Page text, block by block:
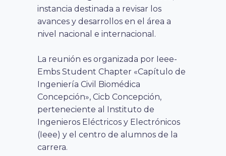
instancia destinada a revisar los
avances y desarrollos en el área a
nivel nacional e internacional.
La reunión es organizada por Ieee-
Embs Student Chapter «Capítulo de
Ingeniería Civil Biomédica
Concepción», Cicb Concepción,
perteneciente al Instituto de
Ingenieros Eléctricos y Electrónicos
(Ieee) y el centro de alumnos de la
carrera.